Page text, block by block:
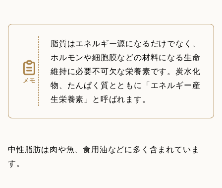
メモ
脂質はエネルギー源になるだけでなく、
ホルモンや細胞膜などの材料になる生命
維持に必要不可欠な栄養素です。炭水化
物、たんぱく質とともに「エネルギー産
生栄養素」と呼ばれます。
中性脂肪は肉や魚、食用油などに多く含まれていま
す。